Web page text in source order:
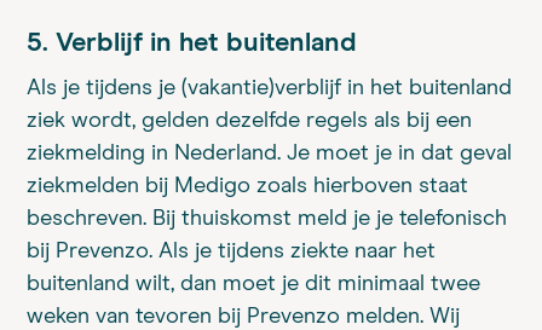
5. Verblijf in het buitenland
Als je tijdens je (vakantie)verblijf in het buitenland
ziek wordt, gelden dezelfde regels als bij een
ziekmelding in Nederland. Je moet je in dat geval
ziekmelden bij Medigo zoals hierboven staat
beschreven. Bij thuiskomst meld je je telefonisch
bij Prevenzo. Als je tijdens ziekte naar het
buitenland wilt, dan moet je dit minimaal twee
weken van tevoren bij Prevenzo melden. Wij